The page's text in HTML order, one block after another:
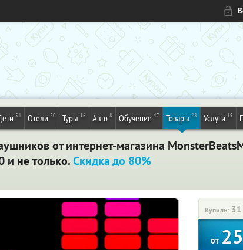
54 Отели 20 Туры 16 Авто 8 Обучение 47 Товары 28 Услуги 19
от интернет-магазина
и не только.Скидка до 80%
Купили: 31
от